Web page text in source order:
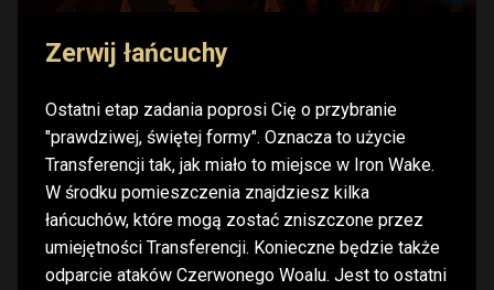
Zerwij łańcuchy
Ostatni etap zadania poprosi Cię o przybranie
"prawdziwej, świętej formy". Oznacza to użycie
Transferencji tak, jak miało to miejsce w Iron Wake.
W środku pomieszczenia znajdziesz kilka
łańcuchów, które mogą zostać zniszczone przez
umiejętności Transferencji. Konieczne będzie także
odparcie ataków Czerwonego Woalu. Jest to ostatni